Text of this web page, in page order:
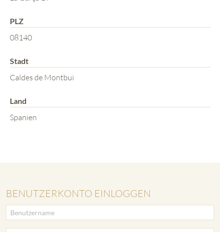
PLZ
08140
Stadt
Caldes de Montbui
Land
Spanien
BENUTZERKONTO EINLOGGEN